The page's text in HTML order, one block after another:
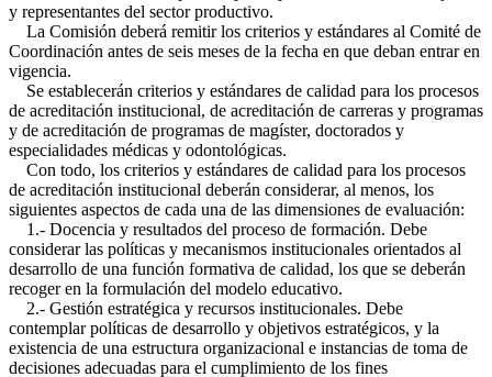
y representantes del sector productivo.
La Comisión deberá remitir los criterios y estándares al Comité de
Coordinación antes de seis meses de la fecha en que deban entrar en
vigencia.
Se establecerán criterios y estándares de calidad para los procesos
de acreditación institucional, de acreditación de carreras y programas
y de acreditación de programas de magíster, doctorados y
especialidades médicas y odontológicas.
Con todo, los criterios y estándares de calidad para los procesos
de acreditación institucional deberán considerar, al menos, los
siguientes aspectos de cada una de las dimensiones de evaluación:
1.- Docencia y resultados del proceso de formación. Debe
considerar las políticas y mecanismos institucionales orientados al
desarrollo de una función formativa de calidad, los que se deberán
recoger en la formulación del modelo educativo.
2.- Gestión estratégica y recursos institucionales. Debe
contemplar políticas de desarrollo y objetivos estratégicos, y la
existencia de una estructura organizacional e instancias de toma de
decisiones adecuadas para el cumplimiento de los fines